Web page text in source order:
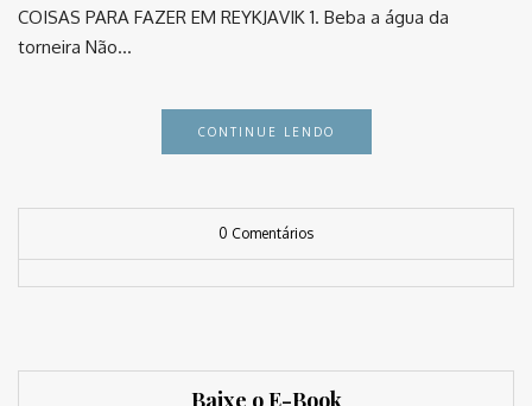
COISAS PARA FAZER EM REYKJAVIK 1. Beba a água da
torneira Não…
CONTINUE LENDO
0 Comentários
Baixe o E-Book